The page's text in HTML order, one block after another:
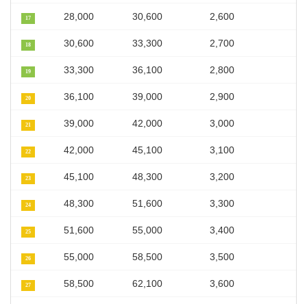
17 28,000 30,600 2,600
18 30,600 33,300 2,700
19 33,300 36,100 2,800
20 36,100 39,000 2,900
21 39,000 42,000 3,000
22 42,000 45,100 3,100
23 45,100 48,300 3,200
24 48,300 51,600 3,300
25 51,600 55,000 3,400
26 55,000 58,500 3,500
27 58,500 62,100 3,600